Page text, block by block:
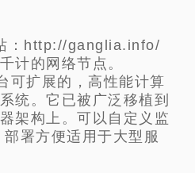
：http://ganglia.info/
计的网络节点。
可扩展的，高性能计算
统。它已被广泛移植到
架构上。可以自定义监
署方便适用于大型服